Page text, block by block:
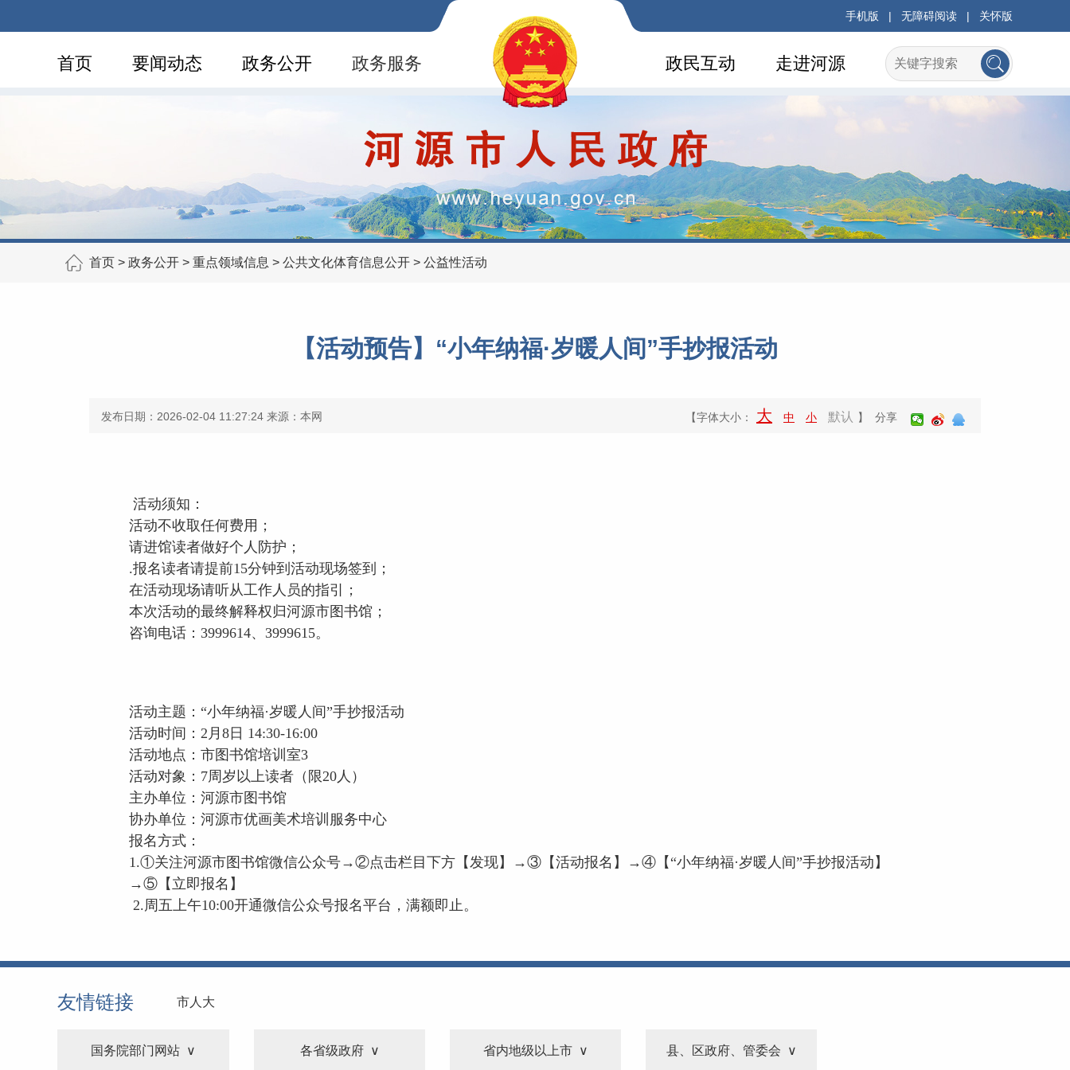
手机版 | 无障碍阅读 | 关怀版
首页 要闻动态 政务公开 政务服务 走进河源
政民互动
首页 > 政务公开 > 重点领域信息 > 公共文化体育信息公开 > 公益性活动
【活动预告】“小年纳福·岁暖人间”手抄报活动
发布日期：2026-02-04 11:27:24 来源：本网 【字体大小： 大 中 小 默认 】 分享
活动须知：
活动不收取任何费用；
请进馆读者做好个人防护；
.报名读者请提前15分钟到活动现场签到；
在活动现场请听从工作人员的指引；
本次活动的最终解释权归河源市图书馆；
咨询电话：3999614、3999615。
活动主题： “小年纳福·岁暖人间”手抄报活动
活动时间： 2月8日 14:30-16:00
活动地点： 市图书馆培训室3
活动对象： 7周岁以上读者（限20人）
主办单位： 河源市图书馆
协办单位： 河源市优画美术培训服务中心
报名方式：
1.①关注河源市图书馆微信公众号→②点击栏目下方【发现】→③【活动报名】→④【“小年纳福·岁暖人间”手抄报活动】
→⑤【立即报名】
2.周五上午10:00开通微信公众号报名平台，满额即止。
友情链接 市人大
国务院部门网站 各省级政府 省内地级以上市 县、区政府、管委会